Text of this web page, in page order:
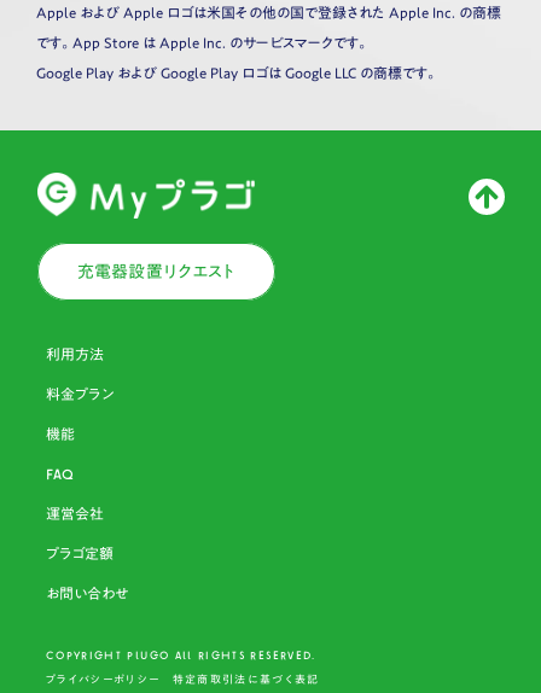
Apple および Apple ロゴは米国その他の国で登録された Apple Inc. の商標
です。App Store は Apple Inc. のサービスマークです。
Google Play および Google Play ロゴは Google LLC の商標です。
充電器設置リクエスト
利用方法
料金プラン
機能
FAQ
運営会社
プラゴ定額
お問い合わせ
COPYRIGHT PLU GO ALL RIGHTS RESERVED.
プライバシーポリシー 特定商取引法に基づく表記